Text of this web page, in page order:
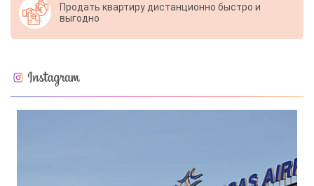
Продать квартиру дистанционно быстро и
выгодно